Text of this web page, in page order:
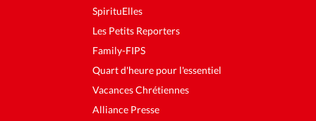
SpirituElles
Les Petits Reporters
Family-FIPS
Quart d'heure pour l'essentiel
Vacances Chrétiennes
Alliance Presse